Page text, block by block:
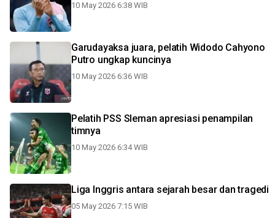
10 May 2026 6:38 WIB
Garudayaksa juara, pelatih Widodo Cahyono
Putro ungkap kuncinya
10 May 2026 6:36 WIB
Pelatih PSS Sleman apresiasi penampilan
timnya
10 May 2026 6:34 WIB
Liga Inggris antara sejarah besar dan tragedi
05 May 2026 7:15 WIB